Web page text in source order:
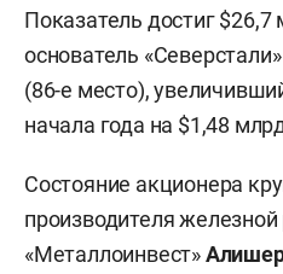
Показатель достиг
основатель
(86-е место),
начала года на $1,48
Состояние акционера
производителя
«Металлоинвест»